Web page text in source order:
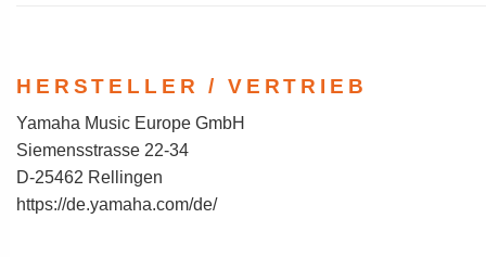
HERSTELLER / VERTRIEB
Yamaha Music Europe GmbH
Siemensstrasse 22-34
D-25462 Rellingen
https://de.yamaha.com/de/